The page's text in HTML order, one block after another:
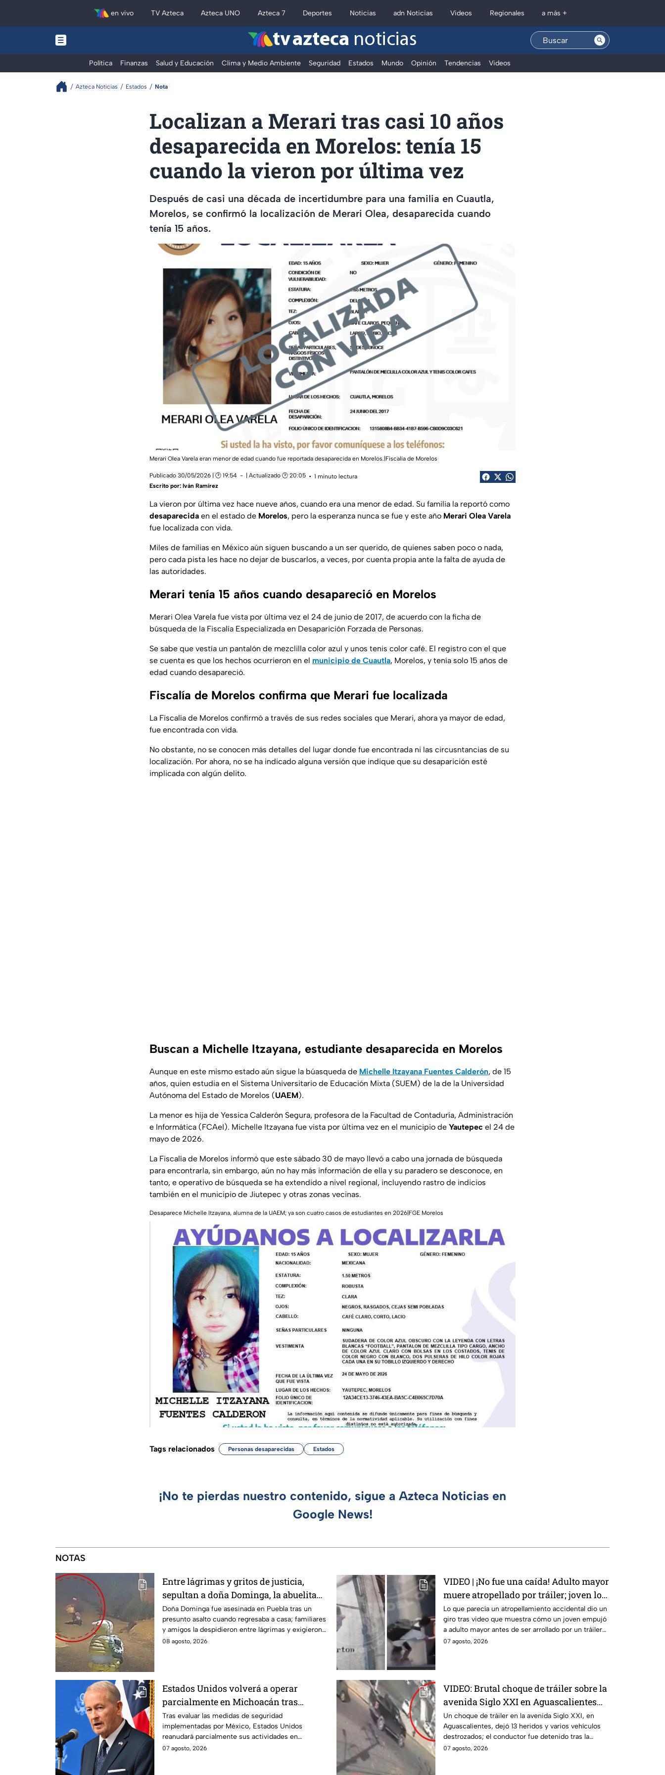
en vivo TV Azteca Azteca UNO Azteca 7 Deportes Noticias adn Noticias Videos Regionales a más +
tv azteca noticias
Política Finanzas Salud y Educación Clima y Medio Ambiente Seguridad Estados Mundo Opinión Tendencias Videos
Azteca Noticias Estados Nota
Localizan a Merari tras casi 10 años
desaparecida en Morelos: tenía 15
cuando la vieron por última vez
Después de casi una década de incertidumbre para una familia en Cuautla,
Morelos, se confirmó la localización de Merari Olea, desaparecida cuando
tenía 15 años.
Merari Olea Varela eran menor de edad cuando fue reportada desaparecida en Morelos.|Fiscalía de Morelos
Publicado 30/05/2026 | 🕑 19:54 | Actualizado 🕑 20:05
1 minuto lectura
Escrito por: Iván Ramírez
La vieron por última vez hace nueve años, cuando era una menor de edad. Su familia la reportó como
desaparecida en el estado de Morelos, pero la esperanza nunca se fue y este año Merari Olea Varela
fue localizada con vida.
Miles de familias en México aún siguen buscando a un ser querido, de quienes saben poco o nada,
pero cada pista les hace no dejar de buscarlos, a veces, por cuenta propia ante la falta de ayuda de
las autoridades.
Merari tenía 15 años cuando desapareció en Morelos
Merari Olea Varela fue vista por última vez el 24 de junio de 2017, de acuerdo con la ficha de
búsqueda de la Fiscalía Especializada en Desaparición Forzada de Personas.
Se sabe que vestía un pantalón de mezclilla color azul y unos tenis color café. El registro con el que
se cuenta es que los hechos ocurrieron en el municipio de Cuautla, Morelos, y tenía solo 15 años de
edad cuando desapareció.
Fiscalía de Morelos confirma que Merari fue localizada
La Fiscalía de Morelos confirmó a través de sus redes sociales que Merari, ahora ya mayor de edad,
fue encontrada con vida.
No obstante, no se conocen más detalles del lugar donde fue encontrada ni las circusntancias de su
localización. Por ahora, no se ha indicado alguna versión que indique que su desaparición esté
implicada con algún delito.
Buscan a Michelle Itzayana, estudiante desaparecida en Morelos
Aunque en este mismo estado aún sigue la búasqueda de Michelle Itzayana Fuentes Calderón, de 15
años, quien estudia en el Sistema Universitario de Educación Mixta (SUEM) de la de la Universidad
Autónoma del Estado de Morelos (UAEM).
La menor es hija de Yessica Calderón Segura, profesora de la Facultad de Contaduría, Administración
e Informática (FCAeI). Michelle Itzayana fue vista por última vez en el municipio de Yautepec el 24 de
mayo de 2026.
La Fiscalía de Morelos informó que este sábado 30 de mayo llevó a cabo una jornada de búsqueda
para encontrarla, sin embargo, aún no hay más información de ella y su paradero se desconoce, en
tanto, e operativo de búsqueda se ha extendido a nivel regional, incluyendo rastro de indicios
también en el municipio de Jiutepec y otras zonas vecinas.
Desaparece Michelle Itzayana, alumna de la UAEM; ya son cuatro casos de estudiantes en 2026|FGE Morelos
Tags relacionados Personas desaparecidas Estados
¡No te pierdas nuestro contenido, sigue a Azteca Noticias en
Google News!
NOTAS
Entre lágrimas y gritos de justicia,
sepultan a doña Dominga, la abuelita
asesinada tras asalto en Amozoc,
Puebla
Doña Dominga fue asesinada en Puebla tras un
presunto asalto cuando regresaba a casa; familiares
y amigos la despidieron entre lágrimas y exigieron
justicia.
08 agosto, 2026
VIDEO | ¡No fue una caída! Adulto mayor
muere atropellado por tráiler; joven lo
empujó en Monterrey
Lo que parecía un atropellamiento accidental dio un
giro tras video que muestra cómo un joven empujó
a adulto mayor antes de ser arrollado por un tráiler
en Monterrey.
07 agosto, 2026
Estados Unidos volverá a operar
parcialmente en Michoacán tras
suspensión por motivos de seguridad
Tras evaluar las medidas de seguridad
implementadas por México, Estados Unidos
reanudará parcialmente sus actividades en
Michoacán a partir del 8 de agosto.
07 agosto, 2026
VIDEO: Brutal choque de tráiler sobre la
avenida Siglo XXI en Aguascalientes
deja varios heridos y destrozos
Un choque de tráiler en la avenida Siglo XXI, en
Aguascalientes, dejó 13 heridos y varios vehículos
destrozados; el conductor fue detenido tras la
carambola.
07 agosto, 2026